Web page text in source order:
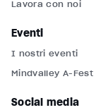
Lavora con noi
Eventi
I nostri eventi
Mindvalley A-Fest
Social media